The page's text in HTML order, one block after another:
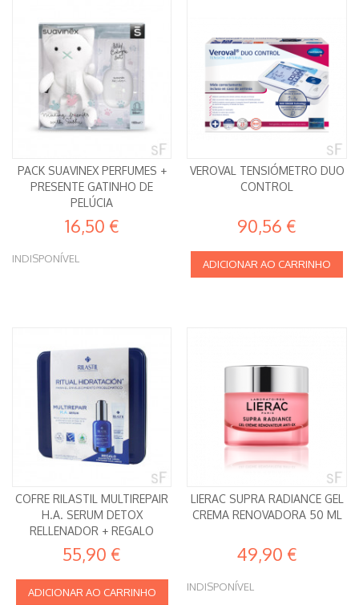
PACK SUAVINEX PERFUMES +
PRESENTE GATINHO DE
PELÚCIA
16,50 €
INDISPONÍVEL
VEROVAL TENSIÓMETRO DUO
CONTROL
90,56 €
ADICIONAR AO CARRINHO
COFRE RILASTIL MULTIREPAIR
H.A. SERUM DETOX
RELLENADOR + REGALO
55,90 €
ADICIONAR AO CARRINHO
LIERAC SUPRA RADIANCE GEL
CREMA RENOVADORA 50 ML
49,90 €
INDISPONÍVEL